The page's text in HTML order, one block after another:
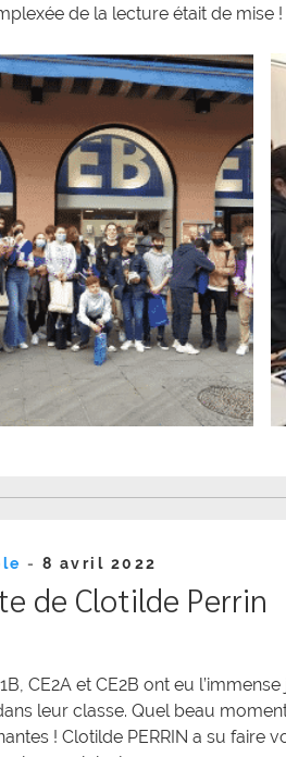
de la lecture était de mise !
- Publié
8 avril 2022
de Clotilde Perrin
CE2A et CE2B ont eu
leur classe. Quel beau
! Clotilde PERRIN a su faire